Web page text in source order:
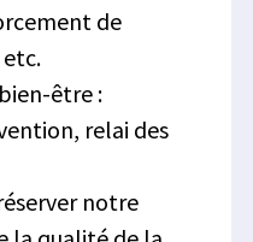
de
être :
relai des
notre